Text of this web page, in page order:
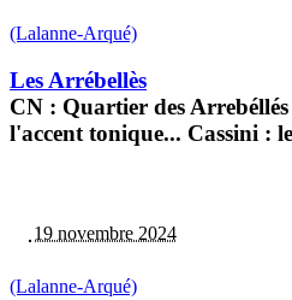
(Lalanne-Arqué)
Les Arrébellès
CN : Quartier des
l'accent tonique... Cassini :
19 novembre 2024
(Lalanne-Arqué)